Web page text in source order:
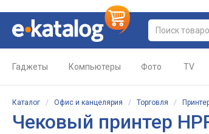
Гаджеты Компьютеры Фото TV
Каталог / Офис и канцелярия / Торговля /
Чековый принтер